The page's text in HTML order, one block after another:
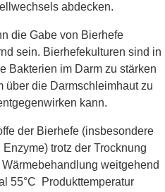
abdecken.
die Gabe von Bierhefe
sein. Bierhefekulturen sind in
Bakterien im Darm zu stärken
über die Darmschleimhaut zu
kann.
der Bierhefe (insbesondere
trotz der Trocknung
weitgehend
55°C Produkttemperatur